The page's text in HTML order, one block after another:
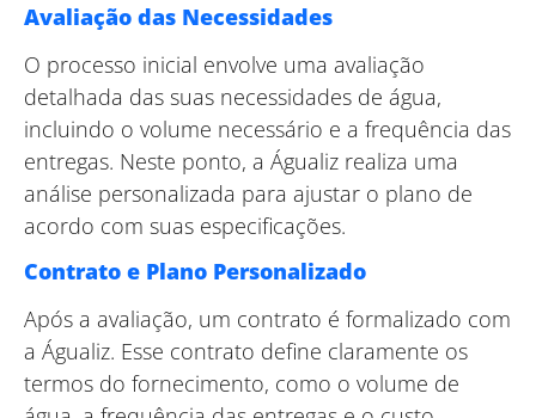
Avaliação das Necessidades
O processo inicial envolve uma avaliação
detalhada das suas necessidades de água,
incluindo o volume necessário e a frequência das
entregas. Neste ponto, a Águaliz realiza uma
análise personalizada para ajustar o plano de
acordo com suas especificações.
Contrato e Plano Personalizado
Após a avaliação, um contrato é formalizado com
a Águaliz. Esse contrato define claramente os
termos do fornecimento, como o volume de